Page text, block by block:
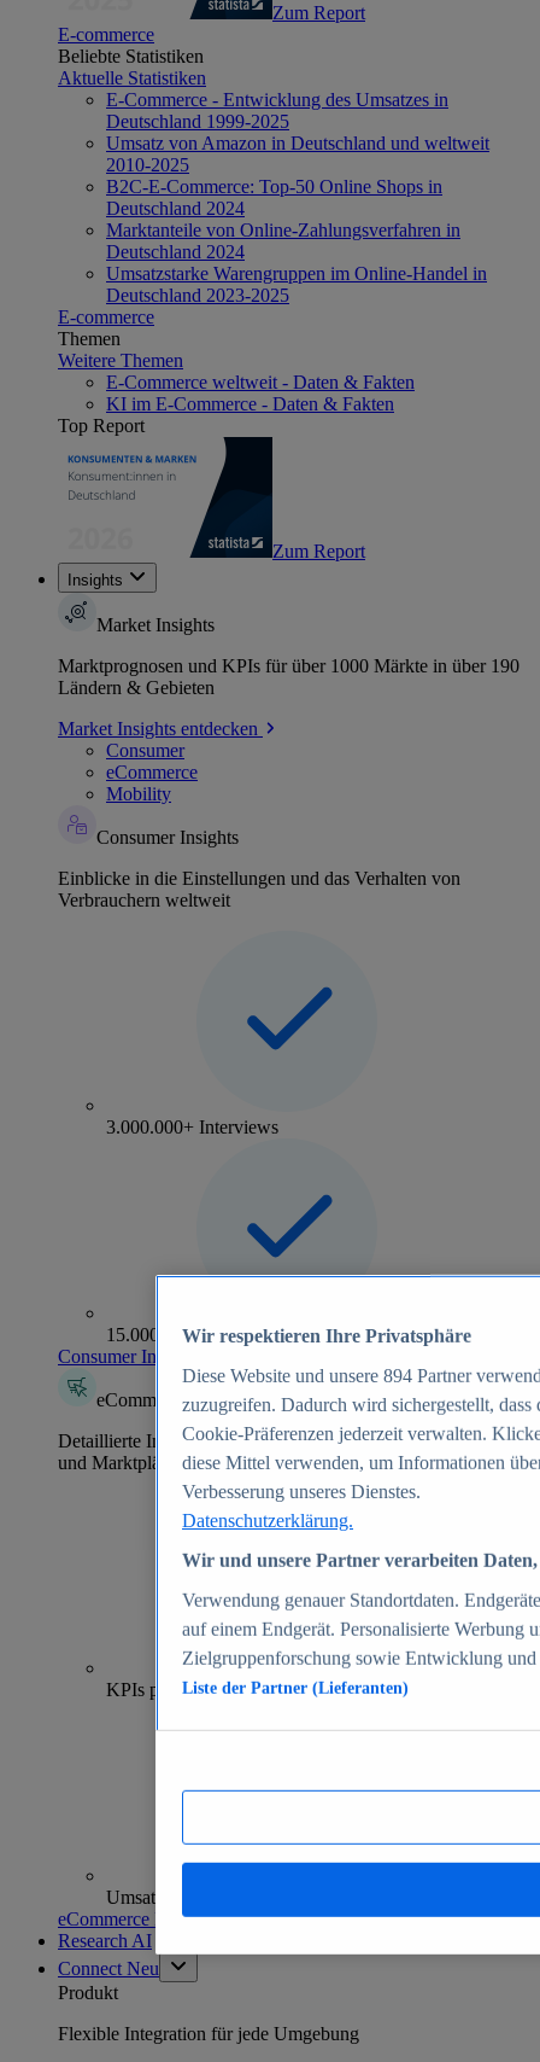
Zum Report
E-commerce
Beliebte Statistiken
Aktuelle Statistiken
E-Commerce - Entwicklung des Umsatzes in
Deutschland 1999-2025
Umsatz von Amazon in Deutschland und weltweit
2010-2025
B2C-E-Commerce: Top-50 Online Shops in
Deutschland 2024
Marktanteile von Online-Zahlungsverfahren in
Deutschland 2024
Umsatzstarke Warengruppen im Online-Handel in
Deutschland 2023-2025
E-commerce
Themen
Weitere Themen
E-Commerce weltweit - Daten & Fakten
KI im E-Commerce - Daten & Fakten
Top Report
Zum Report
Insights
Market Insights
Marktprognosen und KPIs für über 1000 Märkte in über 190
Ländern & Gebieten
Market Insights entdecken
Consumer
eCommerce
Mobility
Consumer Insights
Einblicke in die Einstellungen und das Verhalten von
Verbrauchern weltweit
3.000.000+ Interviews
15.000+ Marken
Consumer Insights entdecken
eCommerce Insights
Detaillierte Informationen zu mehr als 39.000 Online-Shops
und Marktplätzen
70+
KPIs pro Shop
Umsatzanalysen und -prognosen
eCommerce Insights entdecken
Research AI
Connect Neu
Produkt
Flexible Integration für jede Umgebung
Wir respektieren Ihre Privatsphäre
Diese Website und unsere 894 Partner
zuzugreifen. Dadurch wird sichergestellt,
Cookie-Präferenzen jederzeit verwalten.
diese Mittel verwenden, um Informationen
Verbesserung unseres Dienstes.
Datenschutzerklärung.
Wir und unsere Partner verarbeiten
Verwendung genauer Standortdaten.
auf einem Endgerät. Personalisierte Werbung
Zielgruppenforschung sowie Entwicklung
Liste der Partner (Lieferanten)